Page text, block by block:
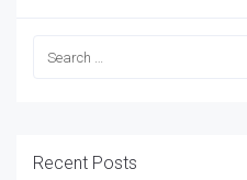
Recent Posts